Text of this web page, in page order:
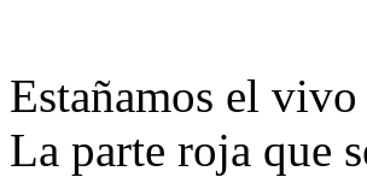
Estañamos el
La parte roja que